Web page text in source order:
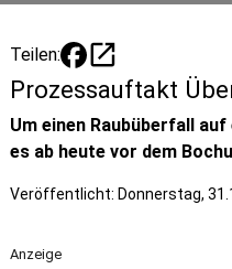
Teilen: open_in_new
Prozessauftakt
Um einen Raubüberfall
es ab heute vor dem
Veröffentlicht: Donnerstag,
Anzeige